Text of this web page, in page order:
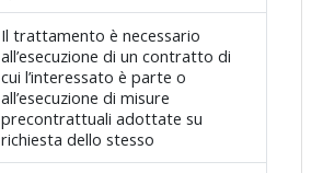
Il trattamento è necessario
all’esecuzione di un contratto di
cui l’interessato è parte o
all’esecuzione di misure
precontrattuali adottate su
richiesta dello stesso